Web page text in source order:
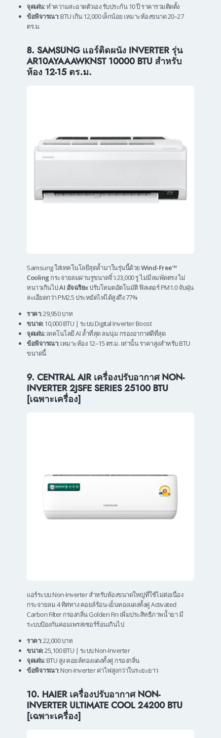
จุดเด่น:ทำความสะอาดตัวเอง รับประกัน 10 ปี ราคารวมติดตั้ง
ข้อพิจารณา:BTU เกิน 12,000 เล็กน้อย เหมาะห้องขนาด 20–27
ตร.ม.
8. SAMSUNG แอร์ติดผนัง INVERTER รุ่น
AR10AYAAAWKNST 10000 BTU สำหรับ
ห้อง 12-15 ตร.ม.
Samsung ใส่เทคโนโลยีสุดล้ำมาในรุ่นนี้ด้วยWind-Free™
Cooling กระจายลมผ่านรูขนาดจิ๋ว 23,000 รู ไม่มีลมพัดตรง ไม่
หนาวเกินไปAI อัจฉริยะปรับโหมดอัตโนมัติ ฟิลเตอร์ PM1.0 จับฝุ่น
ละเอียดกว่า PM2.5 ประหยัดไฟได้สูงถึง 77%
ราคา:29,950 บาท
ขนาด:10,000 BTU | ระบบ Digital Inverter Boost
จุดเด่น:เทคโนโลยี AI ล้ำที่สุด ลมนุ่ม กรองอากาศดีที่สุด
ข้อพิจารณา:เหมาะห้อง 12–15 ตร.ม. เท่านั้น ราคาสูงสำหรับ BTU
ขนาดนี้
9. CENTRAL AIR เครื่องปรับอากาศ NON-
INVERTER 2JSFE SERIES 25100 BTU
[เฉพาะเครื่อง]
แอร์ระบบ Non-Inverter สำหรับห้องขนาดใหญ่ที่ใช้ไม่ต่อเนื่อง
กระจายลม 4 ทิศทาง คอยล์ร้อน-เย็นทองแดงทั้งคู่ Activated
Carbon Filter กรองกลิ่น Golden Fin เพิ่มประสิทธิภาพน้ำยา มี
ระบบป้องกันคอมเพรสเซอร์ร้อนเกินไป
ราคา:22,000 บาท
ขนาด:25,100 BTU | ระบบ Non-Inverter
จุดเด่น:BTU สูง คอยล์ทองแดงทั้งคู่ กรองกลิ่น
ข้อพิจารณา:Non-Inverter ค่าไฟสูงกว่าในระยะยาว
10. HAIER เครื่องปรับอากาศ NON-
INVERTER ULTIMATE COOL 24200 BTU
[เฉพาะเครื่อง]